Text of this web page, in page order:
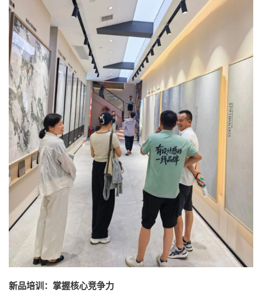
新品培训：掌握核心竞争力